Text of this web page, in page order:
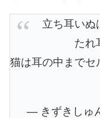
立ち耳いぬ
たれ
猫は耳の中までセ
— きずきしゅ